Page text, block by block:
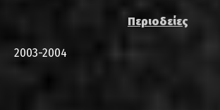
Περιοδείες
2003-2004